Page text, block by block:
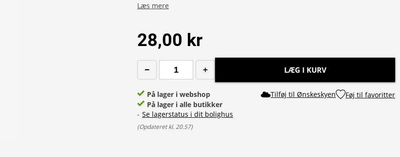
Læs mere
28,00 kr
LÆG I KURV
På lager i webshop
På lager i alle butikker
- Se lagerstatus i dit bolighus
(Opdateret kl. 20.57)
Tilføj til Ønskeskyen Føj til favoritter